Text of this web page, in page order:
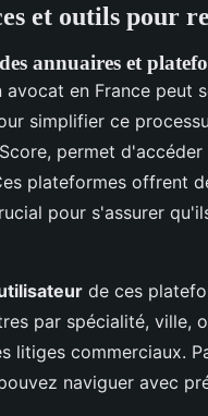
et outils pour
annuaires et
avocat en France peut
simplifier ce
permet
plateformes offrent
pour s'assurer
de ces
par spécialité, ville,
litiges commerciaux.
naviguer avec